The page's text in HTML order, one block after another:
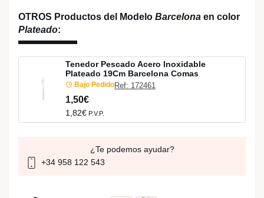
OTROS Productos del Modelo Barcelona en color
Plateado:
Tenedor Pescado Acero Inoxidable
Plateado 19Cm Barcelona Comas
Bajo PedidoRef: 172461
1,50€
1,82€ P.V.P.
¿Te podemos ayudar?
+34 958 122 543